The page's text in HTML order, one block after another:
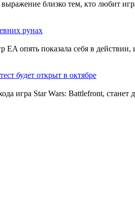
близко тем, кто любит
рунах
опять показала себя в
будет открыт в октябре
игра Star Wars: Battlefront,